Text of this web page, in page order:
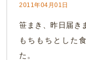
2011年04月01日
笹まき、昨日届き
もちもちとした
た。